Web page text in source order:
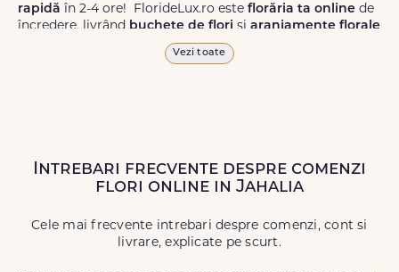
rapidă în 2-4 ore! FlorideLux.ro este florăria ta online de
încredere, livrând buchete de flori și aranjamente florale
de calitate superioară în Jahalia și în toată România.
Livrăm buchete de florichiar și în weekend, pentru ca tu
să poți adresa un gest frumos atunci când ai nevoie.
Vezi toate
Intrebari frecvente despre comenzi
flori online in Jahalia
Cele mai frecvente intrebari despre comenzi, cont si
livrare, explicate pe scurt.